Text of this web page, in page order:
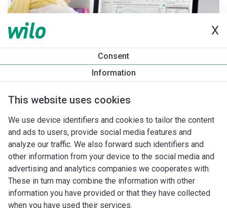
X
Consent
Information
This website uses cookies
We use device identifiers and cookies to tailor the content
and ads to users, provide social media features and
analyze our traffic. We also forward such identifiers and
other information from your device to the social media and
advertising and analytics companies we cooperates with.
These in turn may combine the information with other
information you have provided or that they have collected
when you have used their services.